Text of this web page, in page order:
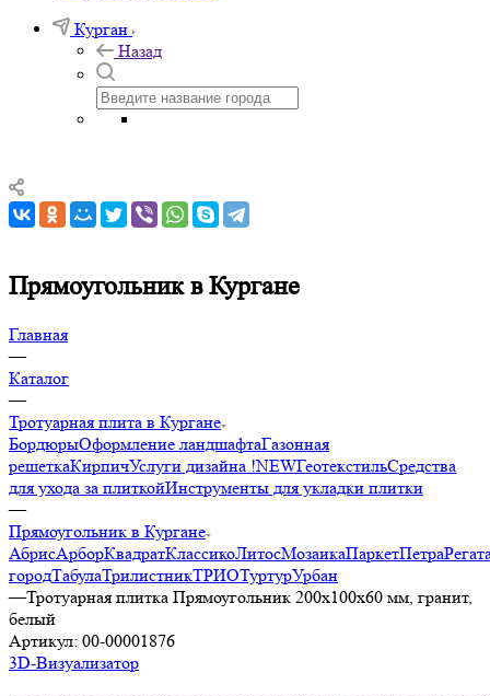
Курган
Назад
Прямоугольник в Кургане
Главная
—
Каталог
—
Тротуарная плита в Кургане
БордюрыОформление ландшафтаГазонная
решеткаКирпичУслуги дизайна !NEWГеотекстильСредства
для ухода за плиткойИнструменты для укладки плитки
—
Прямоугольник в Кургане
АбрисАрборКвадратКлассикоЛитосМозаикаПаркетПетра
городТабулаТрилистникТРИОТуртурУрбан
—Тротуарная плитка Прямоугольник 200х100х60 мм, гранит,
белый
Артикул: 00-00001876
3D-Визуализатор